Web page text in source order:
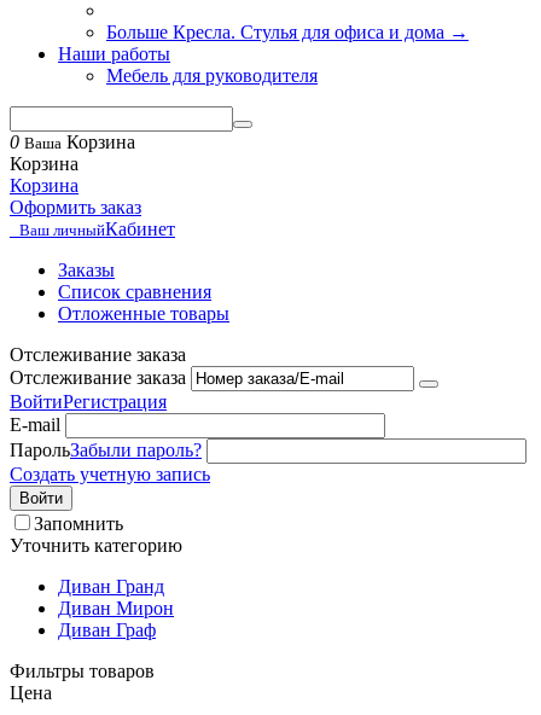
Больше Кресла. Стулья для офиса и дома →
Наши работы
Мебель для руководителя
0 Ваша Корзина
Корзина
Корзина
Оформить заказ
Ваш личныйКабинет
Заказы
Список сравнения
Отложенные товары
Отслеживание заказа
Отслеживание заказа
ВойтиРегистрация
E-mail
ПарольЗабыли пароль?
Создать учетную запись
Войти
Запомнить
Уточнить категорию
Диван Гранд
Диван Мирон
Диван Граф
Фильтры товаров
Цена